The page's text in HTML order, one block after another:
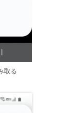
取る